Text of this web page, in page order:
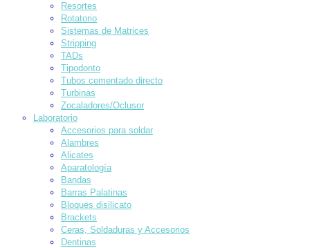
Resortes
Rotatorio
Sistemas de Matrices
Stripping
TADs
Tipodonto
Tubos cementado directo
Turbinas
Zocaladores/Oclusor
Laboratorio
Accesorios para soldar
Alambres
Alicates
Aparatología
Bandas
Barras Palatinas
Bloques disilicato
Brackets
Ceras, Soldaduras y Accesorios
Dentinas